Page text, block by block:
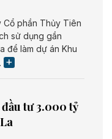
Cổ phần Thủy Tiên
sử dụng gần
để làm dự án Khu
tư 3.000 tỷ